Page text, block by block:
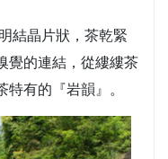
結晶片狀，茶乾緊
覺的連結，從縷縷茶
有的『岩韻』。